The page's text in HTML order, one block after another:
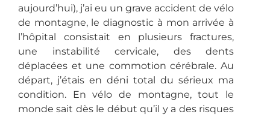
aujourd’hui), j’ai eu un grave accident de vélo
de montagne, le diagnostic à mon arrivée à
l’hôpital consistait en plusieurs fractures,
une instabilité cervicale, des dents
déplacées et une commotion cérébrale. Au
départ, j’étais en déni total du sérieux ma
condition. En vélo de montagne, tout le
monde sait dès le début qu’il y a des risques